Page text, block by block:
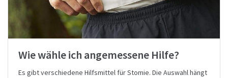
Wie wähle ich angemessene Hilfe?
Es gibt verschiedene Hilfsmittel für Stomie. Die Auswahl hängt